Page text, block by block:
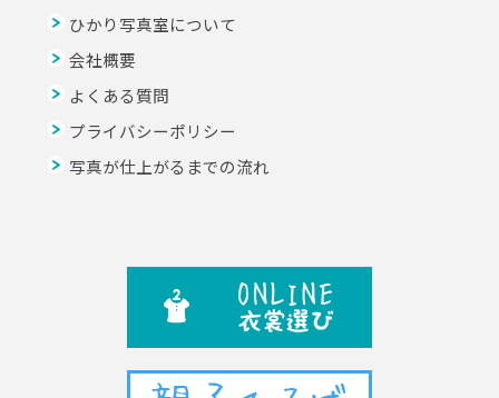
ひかり写真室について
会社概要
よくある質問
プライバシーポリシー
写真が仕上がるまでの流れ